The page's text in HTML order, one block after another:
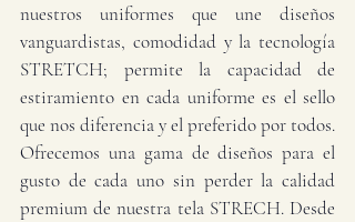
nuestros uniformes que une diseños
vanguardistas, comodidad y la tecnología
STRETCH; permite la capacidad de
estiramiento en cada uniforme es el sello
que nos diferencia y el preferido por todos.
Ofrecemos una gama de diseños para el
gusto de cada uno sin perder la calidad
premium de nuestra tela STRECH. Desde